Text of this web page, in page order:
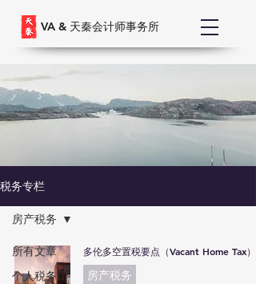
VA & 天秦会计师事务所
税务专栏
所有文章
个人税务
房产税务
多伦多空置税要点（Vacant Home Tax）
房产税务